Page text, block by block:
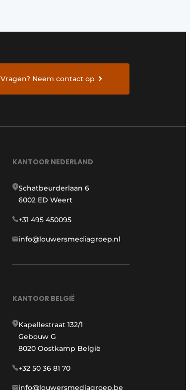
Vragen? Neem contact op
KANTOOR NEDERLAND
Schatbeurderlaan 6
6002 ED Weert
+31 495 450095
info@louwersmediagroep.nl
KANTOOR BELGIË
Kapellestraat 132/1
Gebouw G
8020 Oostkamp België
+32 50 36 81 70
info@louwersmediagroep.be